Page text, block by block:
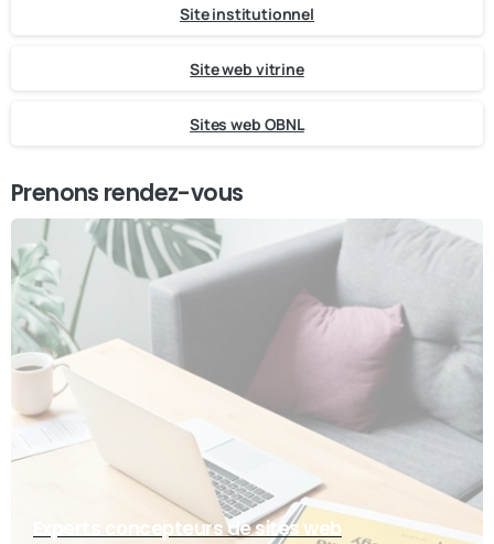
Site institutionnel
Site web vitrine
Sites web OBNL
Prenons rendez-vous
Experts concepteurs de sites web